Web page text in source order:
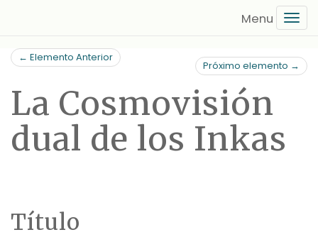
contenido
principal
← Elemento Anterior
Próximo elemento →
La Cosmovisión
dual de los Inkas
Título